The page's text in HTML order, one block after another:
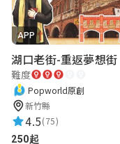
APP
難度
Popworld原創
新竹縣
4.5(75)
250起